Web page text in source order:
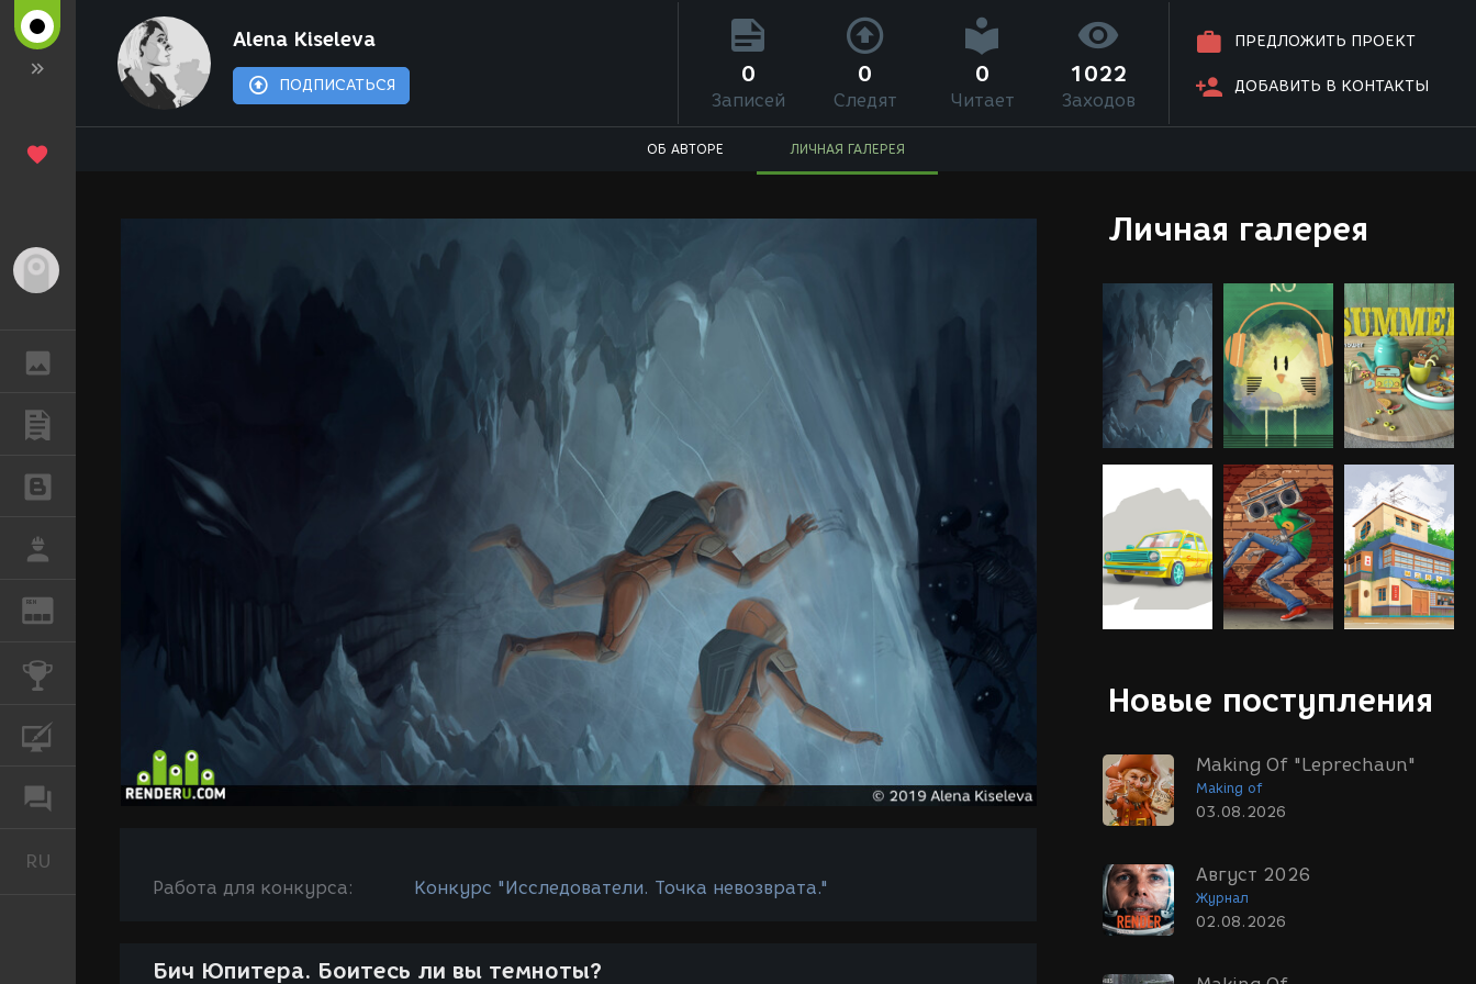
REN
ФОРУМ
RU
Alena Kiseleva
ПОДПИСАТЬСЯ
ПРЕДЛОЖИТЬ ПРОЕКТ
ДОБАВИТЬ В КОНТАКТЫ
0
Записей
0
Следят
0
Читает
1022
Заходов
ОБ АВТОРЕ ЛИЧНАЯ ГАЛЕРЕЯ
Личная галерея
Новые поступления
Making Of "Leprechaun"
Making of
03.08.2026
Август 2026
Журнал
02.08.2026
Работа для конкурса: Конкурс "Исследователи. Точка невозврата."
Бич Юпитера. Боитесь ли вы темноты?